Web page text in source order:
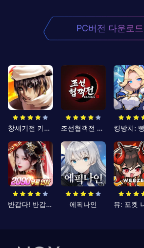
PC버전 다운로드
창세기전 키우기 조선협객전 클래식
반갑다! 반갑삼국지 에픽나인